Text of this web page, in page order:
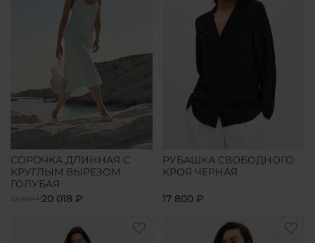
СОРОЧКА ДЛИННАЯ С
КРУГЛЫМ ВЫРЕЗОМ
ГОЛУБАЯ
23 550 ₽20 018 ₽
РУБАШКА СВОБОДНОГО
КРОЯ ЧЕРНАЯ
17 800 ₽